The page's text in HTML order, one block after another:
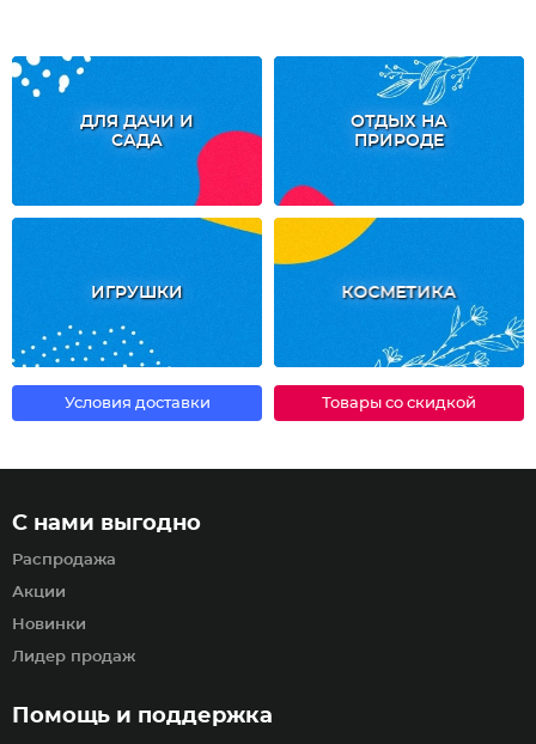
ДЛЯ ДАЧИ И
САДА
ОТДЫХ НА
ПРИРОДЕ
ИГРУШКИ КОСМЕТИКА
Условия доставки Товары со скидкой
Помощь и поддержка
С нами выгодно
Распродажа
Акции
Новинки
Лидер продаж